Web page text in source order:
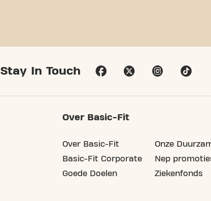
Stay In Touch
Over Basic-Fit
Over Basic-Fit
Basic-Fit Corporate
Goede Doelen
Onze
Nep
Ziekenfonds